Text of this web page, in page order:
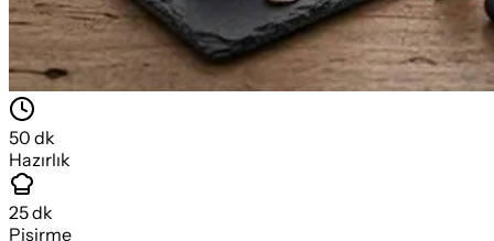
50 dk
Hazırlık
25dk
Pişirme